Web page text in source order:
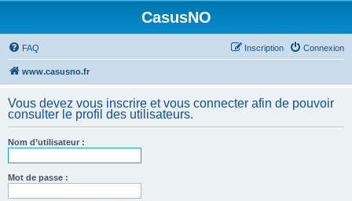
CasusNO
FAQ Connexion
Inscription
www.casusno.fr
Vous devez vous inscrire et vous connecter afin de pouvoir
consulter le profil des utilisateurs.
Nom d’utilisateur :
Mot de passe :